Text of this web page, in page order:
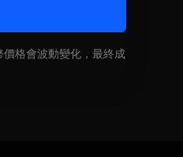
格會波動變化，最終成